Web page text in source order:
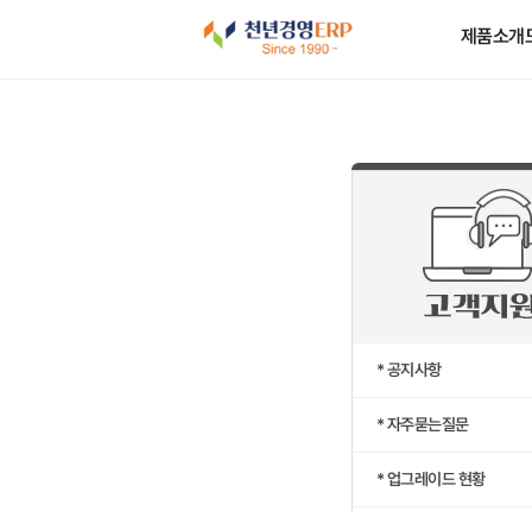
제품소개
* 공지사항
* 자주묻는질문
* 업그레이드 현황